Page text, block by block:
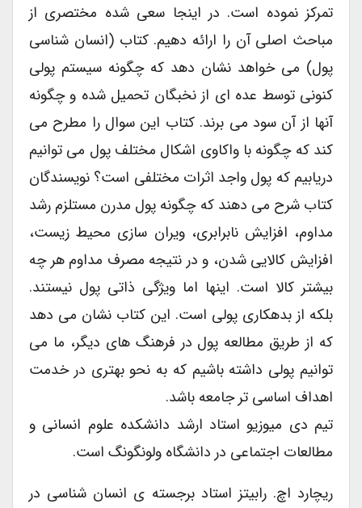
تمرکز نموده است. در اینجا سعی شده مختصری از
مباحث اصلی آن را ارائه دهیم. کتاب (انسان شناسی
پول) می خواهد نشان دهد که چگونه سیستم پولی
کنونی توسط عده ای از نخبگان تحمیل شده و چگونه
آنها از آن سود می برند. کتاب این سوال را مطرح می
کند که چگونه با واکاوی اشکال مختلف پول می توانیم
دریابیم که پول واجد اثرات مختلفی است؟ نویسندگان
کتاب شرح می دهند که چگونه پول مدرن مستلزم رشد
مداوم، افزایش نابرابری، ویران سازی محیط زیست،
افزایش کالایی شدن، و در نتیجه مصرف مداوم هر چه
بیشتر کالا است. اینها اما ویژگی ذاتی پول نیستند.
بلکه از بدهکاری پولی است. این کتاب نشان می دهد
که از طریق مطالعه پول در فرهنگ های دیگر، ما می
توانیم پولی داشته باشیم که به نحو بهتری در خدمت
اهداف اساسی تر جامعه باشد.
تیم دی میوزیو استاد ارشد دانشکده علوم انسانی و
مطالعات اجتماعی در دانشگاه ولونگونگ است.
ریچارد اچ. رابیتز استاد برجسته ی انسان شناسی در